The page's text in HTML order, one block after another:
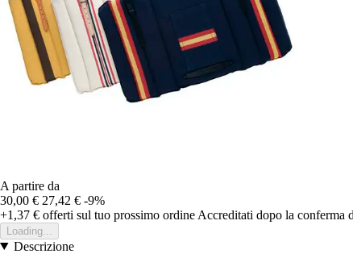
A partire da
30,00 € 27,42 € -9%
+1,37 € offerti sul tuo prossimo ordine Accreditati dopo la conferma
Loading...
Descrizione